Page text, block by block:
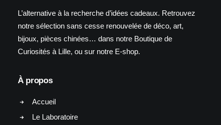
L’alternative à la recherche d’idées cadeaux. Retrouvez
notre sélection sans cesse renouvelée de déco, art,
bijoux, pièces chinées… dans notre Boutique de
Curiosités à Lille, ou sur notre E-shop.
À propos
Accueil
Le Laboratoire